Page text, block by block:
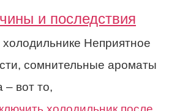
и последствия
Неприятное
сомнительные ароматы
– вот то,